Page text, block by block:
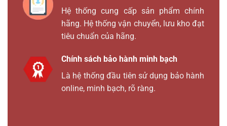
Hệ thống cung cấp sản phẩm chính
hãng. Hệ thống vận chuyển, lưu kho đạt
tiêu chuẩn của hãng.
Chính sách bảo hành minh bạch
Là hệ thống đầu tiên sử dụng bảo hành
online, minh bạch, rõ ràng.